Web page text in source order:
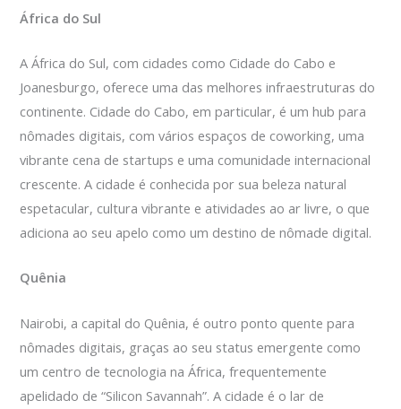
África do Sul
A África do Sul, com cidades como Cidade do Cabo e
Joanesburgo, oferece uma das melhores infraestruturas do
continente. Cidade do Cabo, em particular, é um hub para
nômades digitais, com vários espaços de coworking, uma
vibrante cena de startups e uma comunidade internacional
crescente. A cidade é conhecida por sua beleza natural
espetacular, cultura vibrante e atividades ao ar livre, o que
adiciona ao seu apelo como um destino de nômade digital.
Quênia
Nairobi, a capital do Quênia, é outro ponto quente para
nômades digitais, graças ao seu status emergente como
um centro de tecnologia na África, frequentemente
apelidado de “Silicon Savannah”. A cidade é o lar de